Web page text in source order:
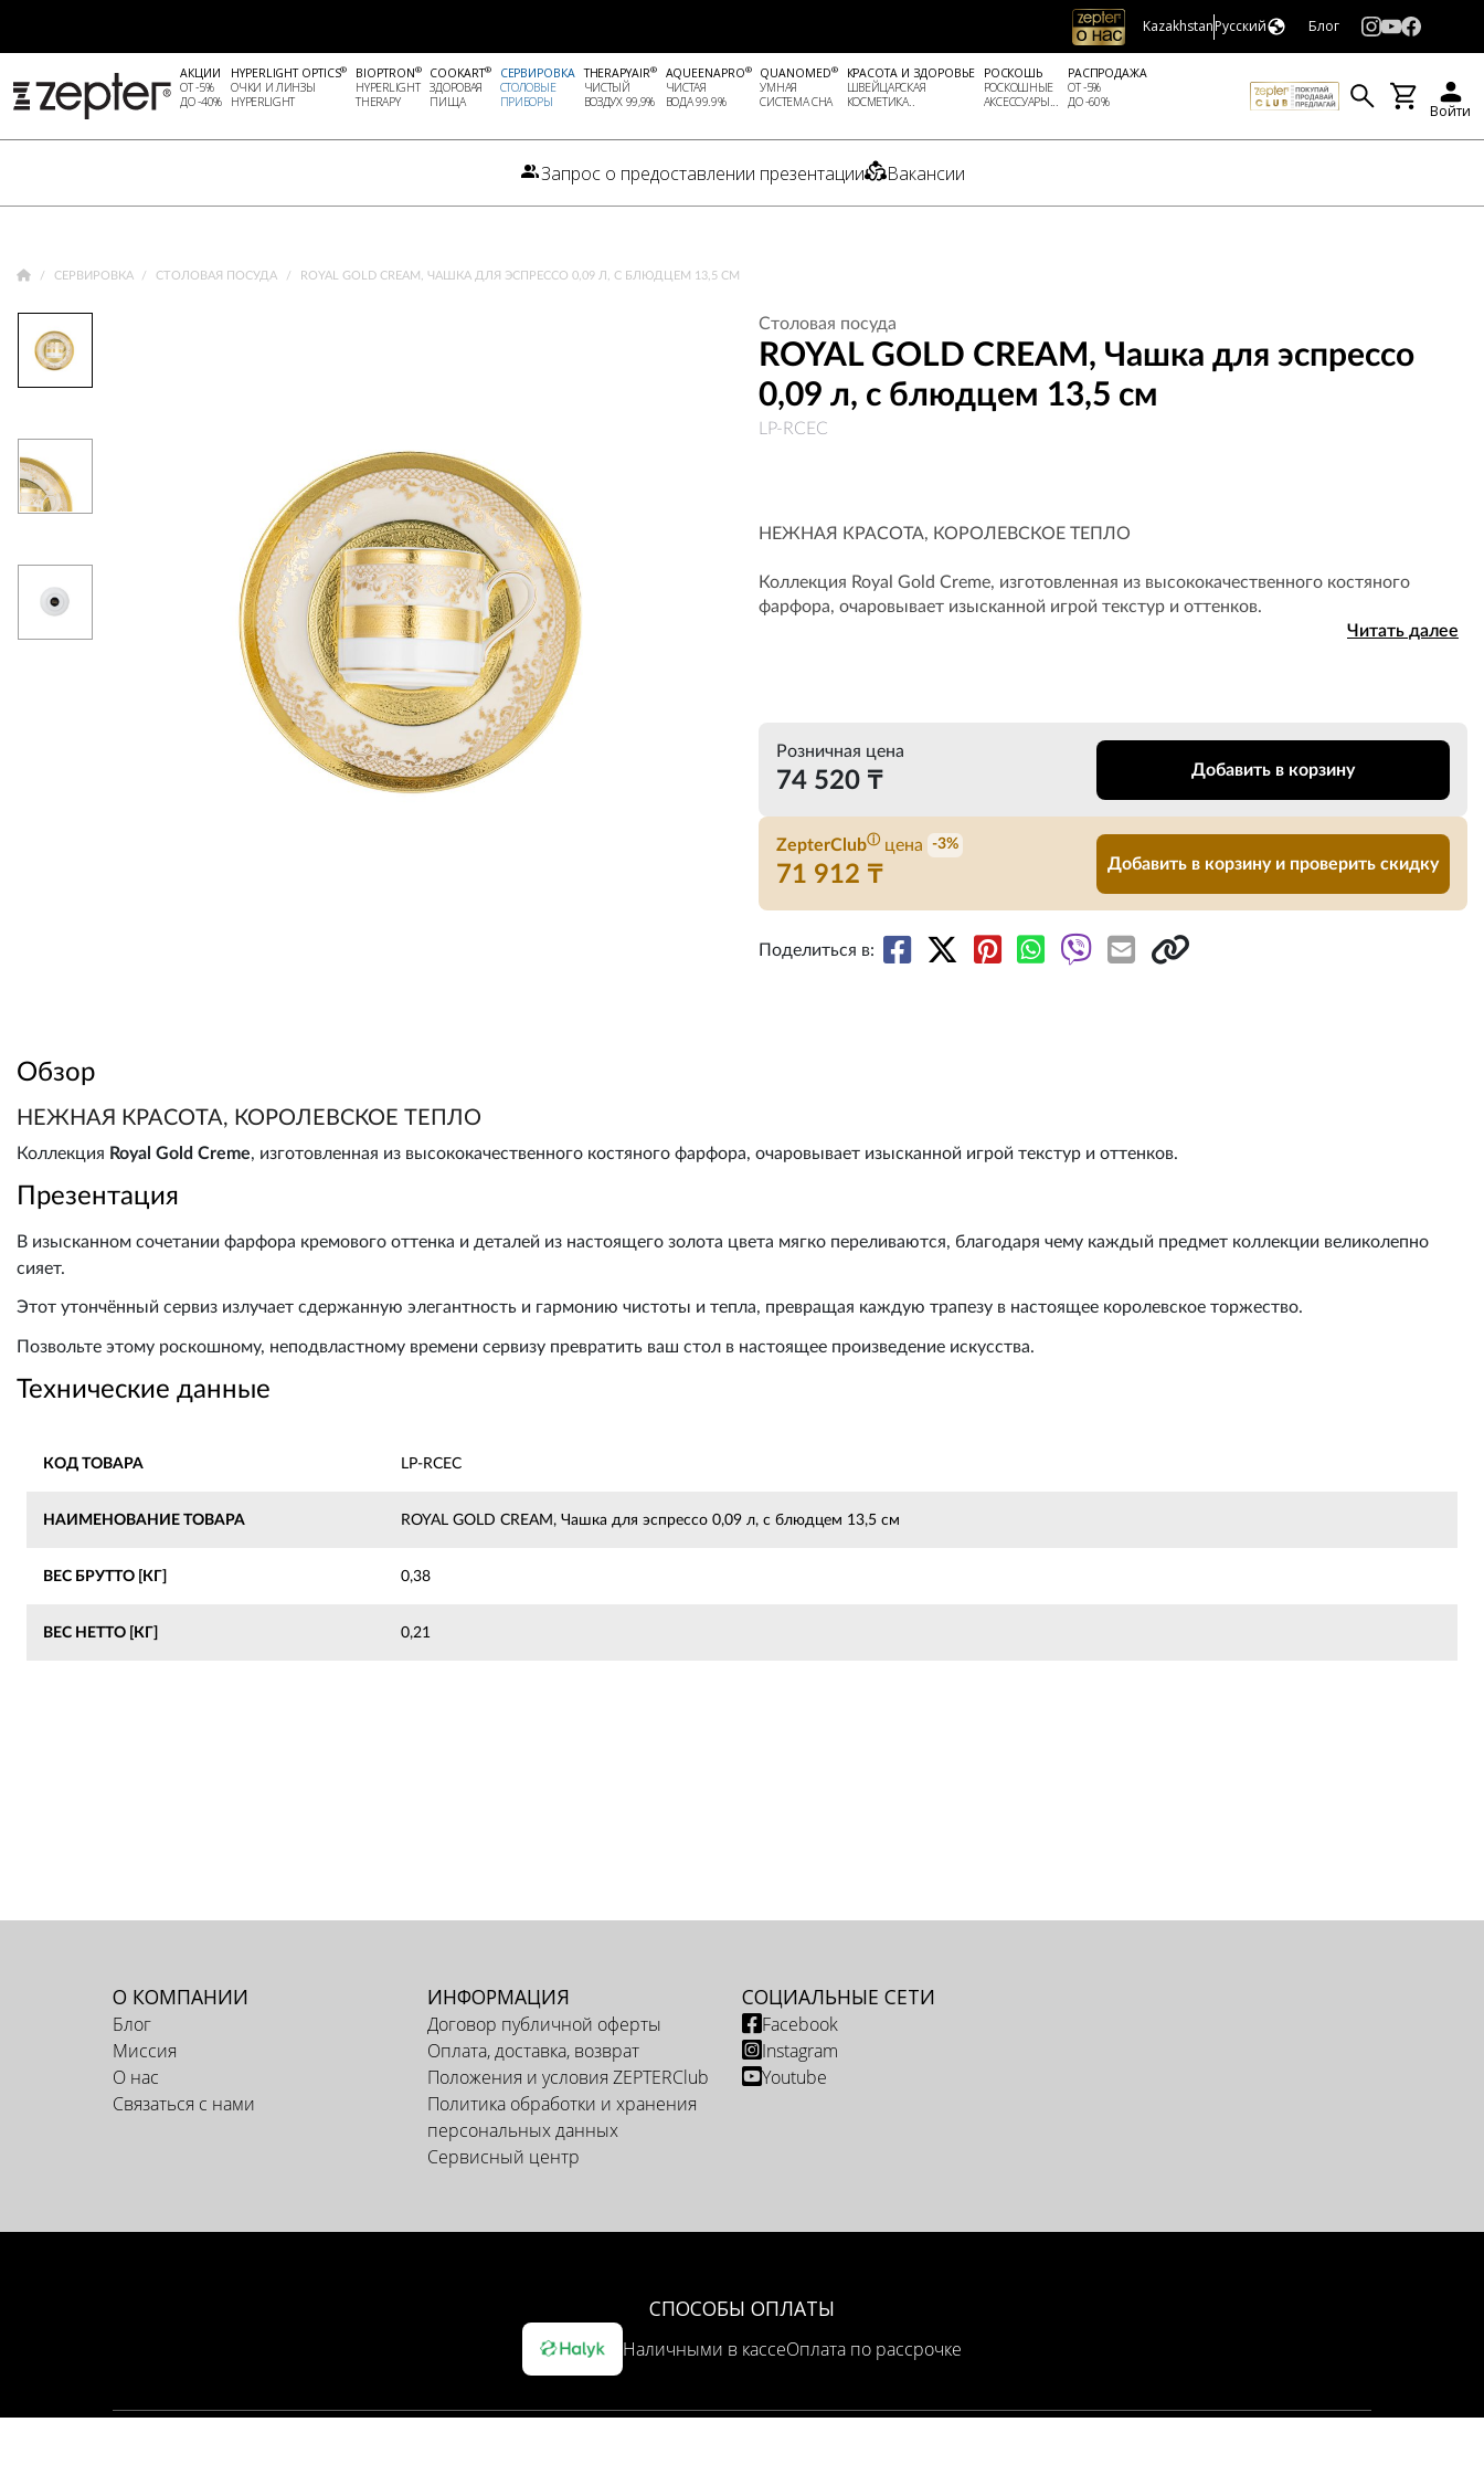
KazakhstanРусский Блог
АКЦИИ
ОТ -5%
ДО -40%
HYPERLIGHT OPTICS®
ОЧКИ И ЛИНЗЫ
HYPERLIGHT
BIOPTRON®
HYPERLIGHT
THERAPY
COOKART®
ЗДОРОВАЯ
ПИЩА
СЕРВИРОВКА
СТОЛОВЫЕ
ПРИБОРЫ
THERAPYAIR®
ЧИСТЫЙ
ВОЗДУХ 99,9%
AQUEENAPRO®
ЧИСТАЯ
ВОДА 99.9%
QUANOMED®
УМНАЯ
СИСТЕМА СНА
КРАСОТА И ЗДОРОВЬЕ
ШВЕЙЦАРСКАЯ
КОСМЕТИКА..
РОСКОШЬ
РОСКОШНЫЕ
АКСЕССУАРЫ...
РАСПРОДАЖА
ОТ -5%
ДО -60%
Войти
Запрос о предоставлении презентации Вакансии
СЕРВИРОВКА СТОЛОВАЯ ПОСУДА ROYAL GOLD CREAM, ЧАШКА ДЛЯ ЭСПРЕССО 0,09 Л, С БЛЮДЦЕМ 13,5 СМ
Столовая посуда
ROYAL GOLD CREAM, Чашка для эспрессо
0,09 л, с блюдцем 13,5 см
LP-RCEC
НЕЖНАЯ КРАСОТА, КОРОЛЕВСКОЕ ТЕПЛО
Коллекция Royal Gold Creme, изготовленная из высококачественного костяного
фарфора, очаровывает изысканной игрой текстур и оттенков.
Читать далее
Розничная цена
74 520 ₸ Добавить в корзину
ZepterClubⓘ цена -3%
71 912 ₸ Добавить в корзину и проверить скидку
Поделиться в:
Обзор
НЕЖНАЯ КРАСОТА, КОРОЛЕВСКОЕ ТЕПЛО
Коллекция Royal Gold Creme, изготовленная из высококачественного костяного фарфора, очаровывает изысканной игрой текстур и оттенков.
Презентация
В изысканном сочетании фарфора кремового оттенка и деталей из настоящего золота цвета мягко переливаются, благодаря чему каждый предмет коллекции великолепно
сияет.
Этот утончённый сервиз излучает сдержанную элегантность и гармонию чистоты и тепла, превращая каждую трапезу в настоящее королевское торжество.
Позвольте этому роскошному, неподвластному времени сервизу превратить ваш стол в настоящее произведение искусства.
Технические данные
КОД ТОВАРА LP-RCEC
НАИМЕНОВАНИЕ ТОВАРА ROYAL GOLD CREAM, Чашка для эспрессо 0,09 л, с блюдцем 13,5 см
ВЕС БРУТТО [КГ] 0,38
ВЕС НЕТТО [КГ] 0,21
О КОМПАНИИ
Блог
Миссия
О нас
Связаться с нами
ИНФОРМАЦИЯ
Договор публичной оферты
Оплата, доставка, возврат
Положения и условия ZEPTERClub
Политика обработки и хранения
персональных данных
Сервисный центр
СОЦИАЛЬНЫЕ СЕТИ
Facebook
Instagram
Youtube
СПОСОБЫ ОПЛАТЫ
Наличными в кассеОплата по рассрочке
ОПЦИЯ ДОСТАВКИ